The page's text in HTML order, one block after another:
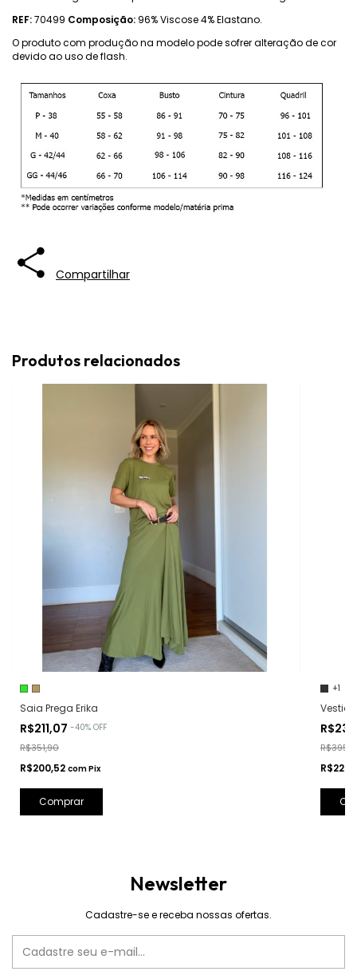
REF:70499 Composição: 96% Viscose 4% Elastano.
O produto com produção na modelo pode sofrer alteração de cor
devido ao uso de flash.
Compartilhar
Produtos relacionados
Saia Prega Erika
R$211,07 -40% OFF
R$351,90
R$200,52 comPix
Comprar
+1
Newsletter
Cadastre-se e receba nossas ofertas.